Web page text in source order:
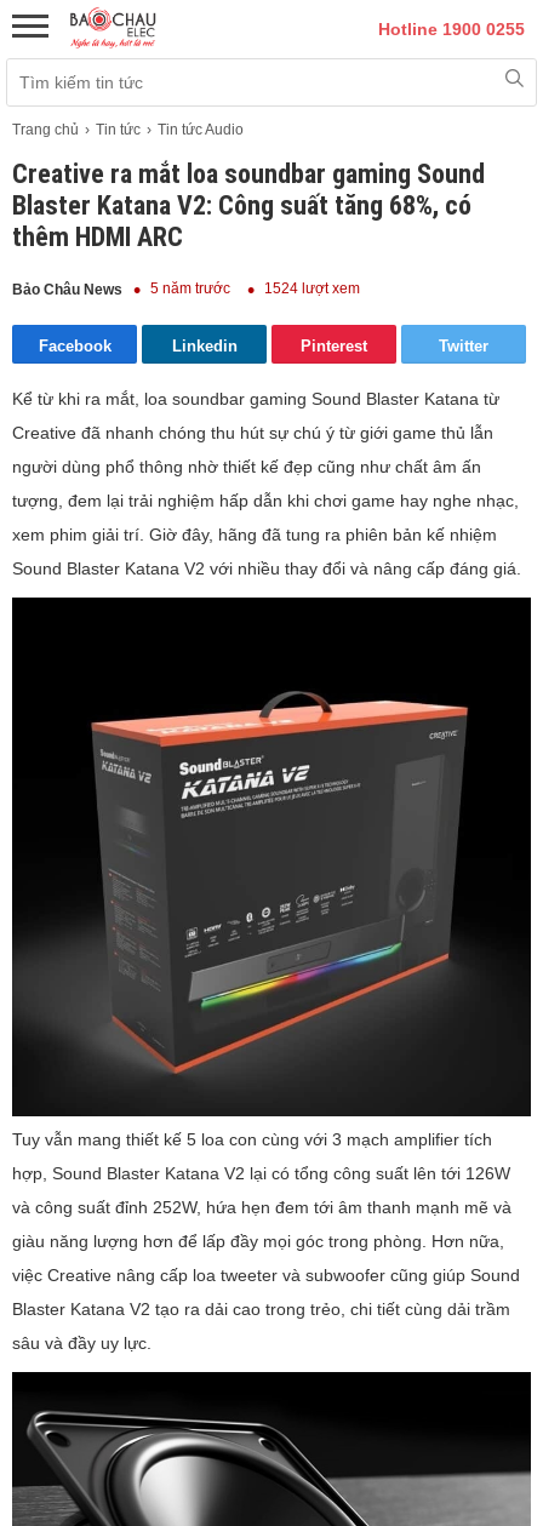
Hotline 1900 0255
Trang chủ Tin tức Tin tức Audio
Creative ra mắt loa soundbar gaming Sound
Blaster Katana V2: Công suất tăng 68%, có
thêm HDMI ARC
Bảo Châu News 5 năm trước 1524 lượt xem
Facebook Linkedin Pinterest Twitter
Kể từ khi ra mắt, loa soundbar gaming Sound Blaster Katana từ
Creative đã nhanh chóng thu hút sự chú ý từ giới game thủ lẫn
người dùng phổ thông nhờ thiết kế đẹp cũng như chất âm ấn
tượng, đem lại trải nghiệm hấp dẫn khi chơi game hay nghe nhạc,
xem phim giải trí. Giờ đây, hãng đã tung ra phiên bản kế nhiệm
Sound Blaster Katana V2 với nhiều thay đổi và nâng cấp đáng giá.
Tuy vẫn mang thiết kế 5 loa con cùng với 3 mạch amplifier tích
hợp, Sound Blaster Katana V2 lại có tổng công suất lên tới 126W
và công suất đỉnh 252W, hứa hẹn đem tới âm thanh mạnh mẽ và
giàu năng lượng hơn để lấp đầy mọi góc trong phòng. Hơn nữa,
việc Creative nâng cấp loa tweeter và subwoofer cũng giúp Sound
Blaster Katana V2 tạo ra dải cao trong trẻo, chi tiết cùng dải trầm
sâu và đầy uy lực.